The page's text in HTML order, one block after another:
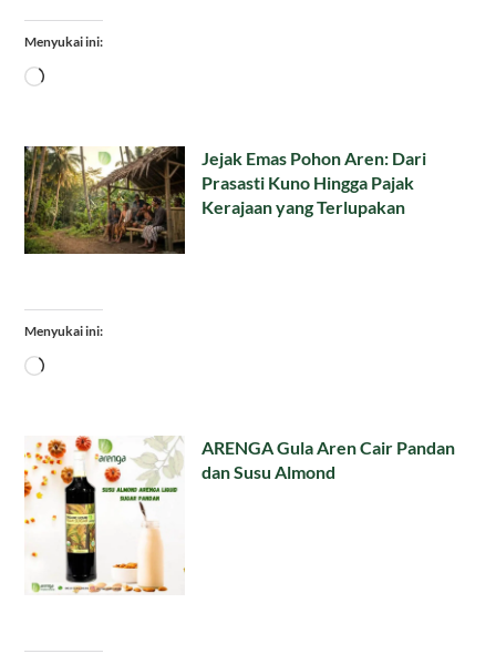
Menyukai ini:
Memuat...
Jejak Emas Pohon Aren: Dari
Prasasti Kuno Hingga Pajak
Kerajaan yang Terlupakan
Menyukai ini:
Memuat...
ARENGA Gula Aren Cair Pandan
dan Susu Almond